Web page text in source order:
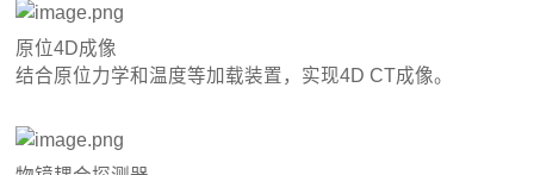
原位4D成像
结合原位力学和温度等加载装置，实现4D CT成像。